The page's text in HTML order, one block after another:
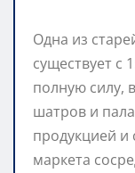
Одна из
существует с
полную силу,
шатров и
продукцией и
маркета